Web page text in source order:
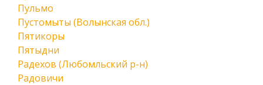
Пульмо
Пустомыты (Волынская обл.)
Пятикоры
Пятыдни
Радехов (Любомльский р-н)
Радовичи